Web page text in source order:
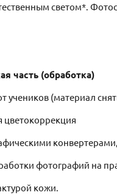
светом*.
часть (обработка)
учеников (материал
цветокоррекция
фотографий на
кожи.